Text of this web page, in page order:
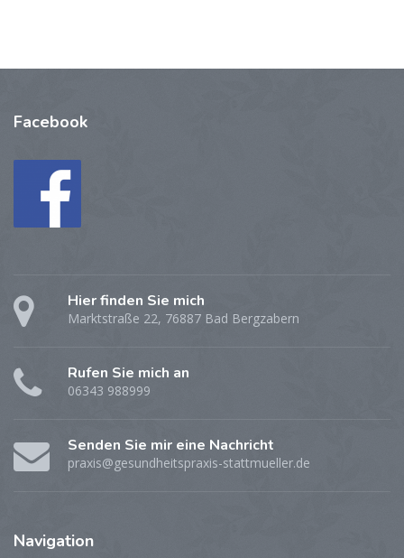
Facebook
Hier finden Sie mich
Marktstraße 22, 76887 Bad Bergzabern
Rufen Sie mich an
06343 988999
Senden Sie mir eine Nachricht
praxis@gesundheitspraxis-stattmueller.de
Navigation